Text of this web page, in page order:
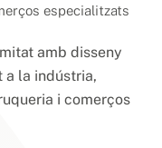
especialitzats
amb disseny
a la indústria,
i comerços